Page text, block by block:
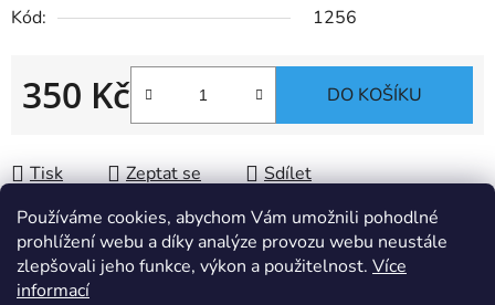
Používáme cookies, abychom Vám umožnili pohodlné
prohlížení webu a díky analýze provozu webu neustále
zlepšovali jeho funkce, výkon a použitelnost. Více
informací
Kód:
1256
350 Kč DO KOŠÍKU
Tisk Zeptat se Sdílet
Popis